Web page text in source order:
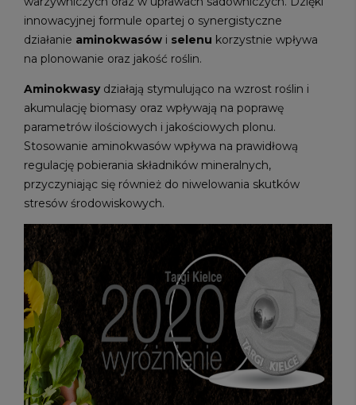
innowacyjnej formule opartej o synergistyczne
działanie aminokwasów i selenu korzystnie wpływa
na plonowanie oraz jakość roślin.
Aminokwasy działają stymulująco na wzrost roślin i
akumulację biomasy oraz wpływają na poprawę
parametrów ilościowych i jakościowych plonu.
Stosowanie aminokwasów wpływa na prawidłową
regulację pobierania składników mineralnych,
przyczyniając się również do niwelowania skutków
stresów środowiskowych.